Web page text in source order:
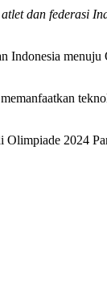
dan federasi
2024